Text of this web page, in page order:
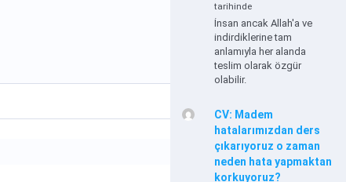
tarihinde
İnsan ancak Allah'a ve
indirdiklerine tam
anlamıyla her alanda
teslim olarak özgür
olabilir.
CV: Madem
hatalarımızdan ders
çıkarıyoruz o zaman
neden hata yapmaktan
korkuyoruz?